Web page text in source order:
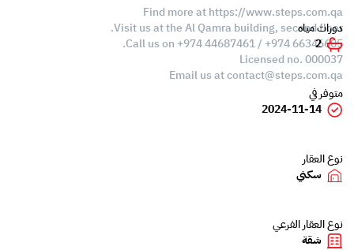
Find more at https://www.steps.com.qa
Visit us at the Al Qamra building, second floor.
Call us on +974 44687461 / +974 66346605.
Licensed no. 000037
Email us atcontact@steps.com.qa
دورات مياه
2
متوفر في
2024-11-14
نوع العقار
سكني
نوع العقار الفرعي
شقة